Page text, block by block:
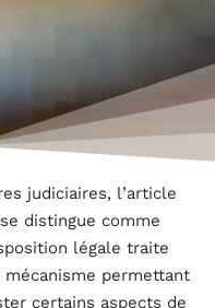
judiciaires, l’article
distingue comme
légale traite
mécanisme permettant
certains aspects de